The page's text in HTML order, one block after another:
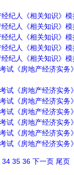
纪人《相关知识》
纪人《相关知识》
纪人《相关知识》
纪人《相关知识》
纪人《相关知识》
试《房地产经济实务
试《房地产经济实务
试《房地产经济实务
试《房地产经济实务
试《房地产经济实务
试《房地产经济实务
试《房地产经济实务
34 35 36 下一页 尾页